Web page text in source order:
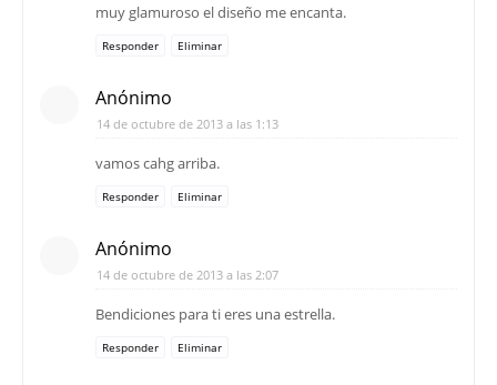
muy glamuroso el diseño me encanta.
Responder Eliminar
Anónimo
14 de octubre de 2013 a las 1:13
vamos cahg arriba.
Responder Eliminar
Anónimo
14 de octubre de 2013 a las 2:07
Bendiciones para ti eres una estrella.
Responder Eliminar